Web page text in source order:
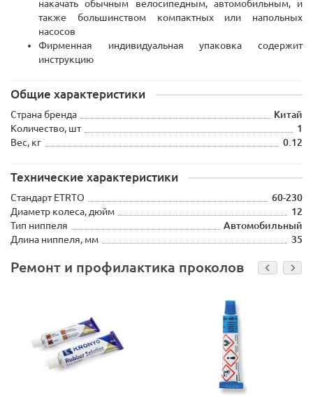
накачать обычным велосипедным, автомобильным, и
также большинством компактных или напольных
насосов
Фирменная индивидуальная упаковка содержит
инструкцию
Общие характеристики
Страна бренда
Китай
Количество, шт
1
Вес, кг
0.12
Технические характеристики
Стандарт ETRTO
60-230
Диаметр колеса, дюйм
12
Тип ниппеля
Автомобильный
Длина ниппеля, мм
35
Ремонт и профилактика проколов